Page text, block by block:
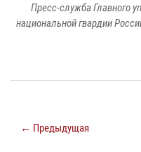
Пресс-служба Главного
национальной гвардии
← Предыдущая